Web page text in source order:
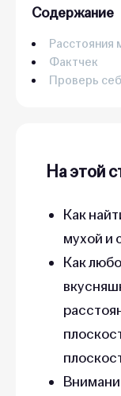
Содержание
Расстояния
Фактчек
Проверь
На этой
Как
мухой и
Как